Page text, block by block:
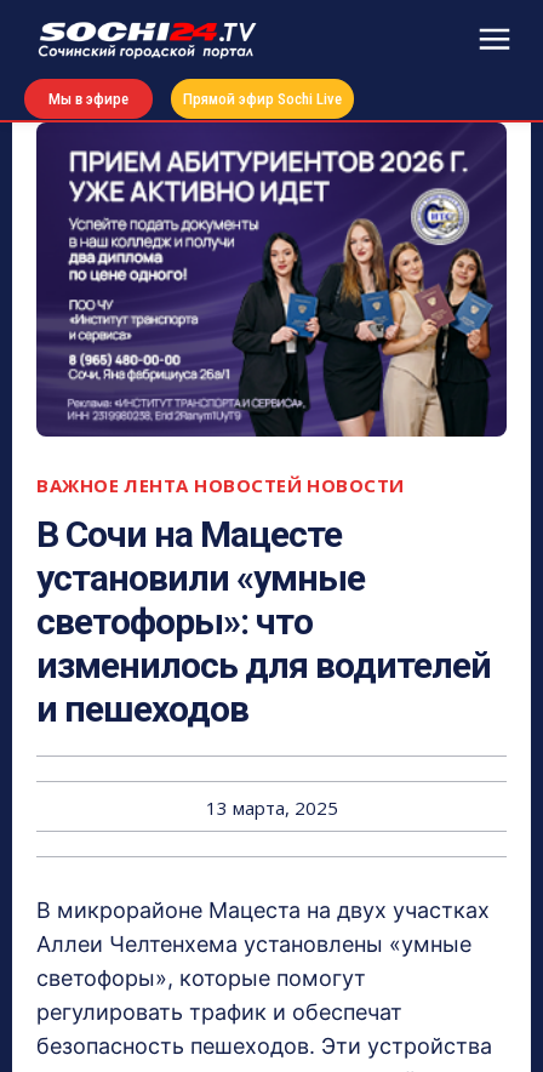
Мы в эфире Прямой эфир Sochi Live
ВАЖНОЕ ЛЕНТА НОВОСТЕЙ НОВОСТИ
В Сочи на Мацесте
установили «умные
светофоры»: что
изменилось для водителей
и пешеходов
13 марта, 2025
В микрорайоне Мацеста на двух участках
Аллеи Челтенхема установлены «умные
светофоры», которые помогут
регулировать трафик и обеспечат
безопасность пешеходов. Эти устройства